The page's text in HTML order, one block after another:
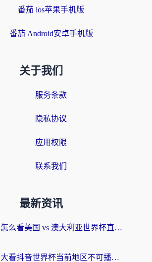
番茄 ios苹果手机版
番茄 Android安卓手机版
关于我们
服务条款
隐私协议
应用权限
联系我们
最新资讯
在国外怎么看美国 vs 澳大利亚世界杯直播？海外党必藏的中文解说观赛指南
在加拿大看抖音世界杯当前地区不可播放？海外党体育观赛终极指南